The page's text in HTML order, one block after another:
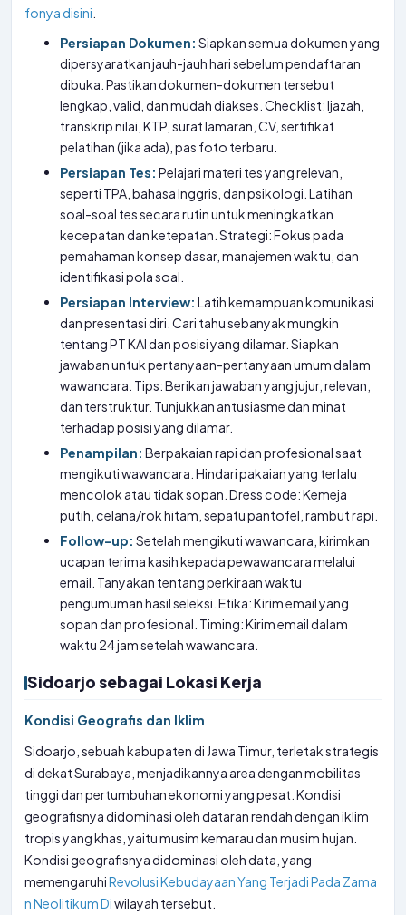
fonya disini
Persiapan Dokumen: Siapkan semua dokumen yang
dipersyaratkan jauh-jauh hari sebelum pendaftaran
dibuka. Pastikan dokumen-dokumen tersebut
lengkap, valid, dan mudah diakses. Checklist: Ijazah,
transkrip nilai, KTP, surat lamaran, CV, sertifikat
pelatihan (jika ada), pas foto terbaru.
Persiapan Tes: Pelajari materi tes yang relevan,
seperti TPA, bahasa Inggris, dan psikologi. Latihan
soal-soal tes secara rutin untuk meningkatkan
kecepatan dan ketepatan. Strategi: Fokus pada
pemahaman konsep dasar, manajemen waktu, dan
identifikasi pola soal.
Persiapan Interview: Latih kemampuan komunikasi
dan presentasi diri. Cari tahu sebanyak mungkin
tentang PT KAI dan posisi yang dilamar. Siapkan
jawaban untuk pertanyaan-pertanyaan umum dalam
wawancara. Tips: Berikan jawaban yang jujur, relevan,
dan terstruktur. Tunjukkan antusiasme dan minat
terhadap posisi yang dilamar.
Penampilan: Berpakaian rapi dan profesional saat
mengikuti wawancara. Hindari pakaian yang terlalu
mencolok atau tidak sopan. Dress code: Kemeja
putih, celana/rok hitam, sepatu pantofel, rambut rapi.
Follow-up: Setelah mengikuti wawancara, kirimkan
ucapan terima kasih kepada pewawancara melalui
email. Tanyakan tentang perkiraan waktu
pengumuman hasil seleksi. Etika: Kirim email yang
sopan dan profesional. Timing: Kirim email dalam
waktu 24 jam setelah wawancara.
Sidoarjo sebagai Lokasi Kerja
Kondisi Geografis dan Iklim
Sidoarjo, sebuah kabupaten di Jawa Timur, terletak strategis
di dekat Surabaya, menjadikannya area dengan mobilitas
tinggi dan pertumbuhan ekonomi yang pesat. Kondisi
geografisnya didominasi oleh dataran rendah dengan iklim
tropis yang khas, yaitu musim kemarau dan musim hujan.
Kondisi geografisnya didominasi oleh data, yang
memengaruhiRevolusi Kebudayaan Yang Terjadi Pada Zama
n Neolitikum Diwilayah tersebut.